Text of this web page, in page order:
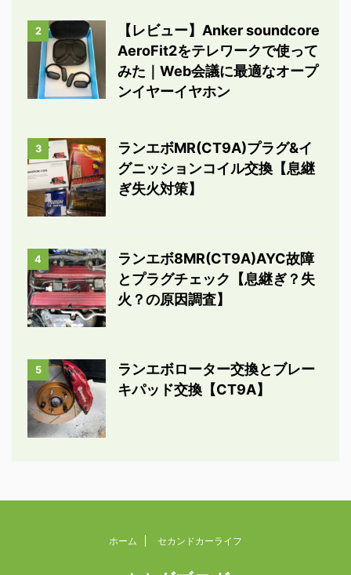
2
【レビュー】Anker soundcore
AeroFit2をテレワークで使って
みた｜Web会議に最適なオープ
ンイヤーイヤホン
3
ランエボMR(CT9A)プラグ&イ
グニッションコイル交換【息継
ぎ失火対策】
4
ランエボ8MR(CT9A)AYC故障
とプラグチェック【息継ぎ？失
火？の原因調査】
5
ランエボローター交換とブレー
キパッド交換【CT9A】
ホーム セカンドカーライフ